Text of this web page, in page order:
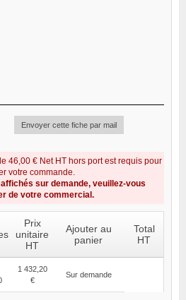
Envoyer cette fiche par mail
46,00 € Net HT hors port est requis pour
votre commande.
sur demande, veuillez-vous
de votre commercial.
Prix
unitaire
HT
Ajouter au
panier
Total
HT
1 432,20
€
Sur demande